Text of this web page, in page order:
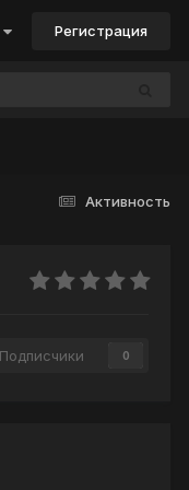
Регистрация
Активность
Подписчики 0